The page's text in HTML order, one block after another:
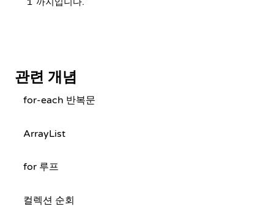
1
관련 개념
for-each 반복문
ArrayList
for 루프
컬렉션 순회